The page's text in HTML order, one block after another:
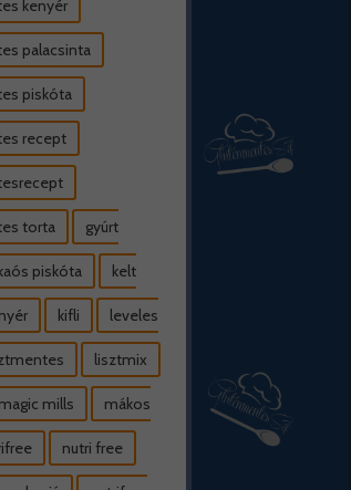
kenyér
palacsinta
piskóta
recept
torta gyúrt
piskóta kelt
kifli leveles
lisztmix
magic mills mákos
nutri free